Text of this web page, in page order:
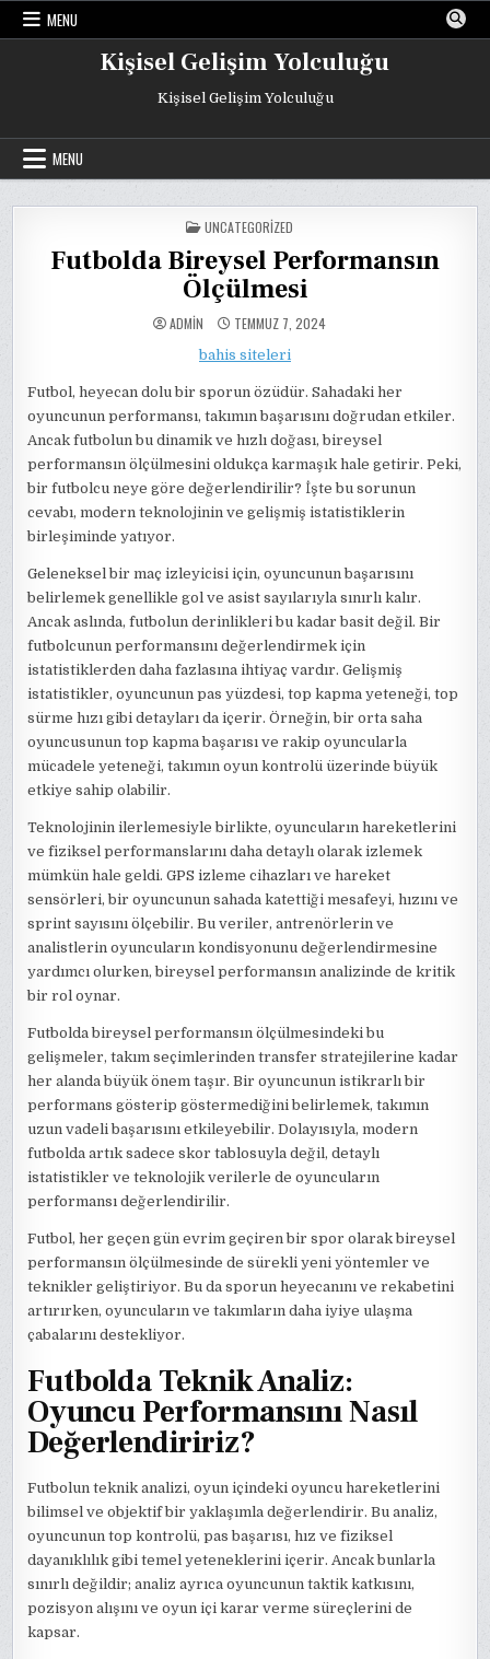
Skip
MENU
Kişisel Gelişim Yolculuğu
Kişisel Gelişim Yolculuğu
MENU
POSTED
IN
UNCATEGORIZED
Futbolda Bireysel Performansın
Ölçülmesi
ADMIN TEMMUZ 7, 2024
bahis siteleri
Futbol, heyecan dolu bir sporun özüdür. Sahadaki her
oyuncunun performansı, takımın başarısını doğrudan etkiler.
Ancak futbolun bu dinamik ve hızlı doğası, bireysel
performansın ölçülmesini oldukça karmaşık hale getirir. Peki,
bir futbolcu neye göre değerlendirilir? İşte bu sorunun
cevabı, modern teknolojinin ve gelişmiş istatistiklerin
birleşiminde yatıyor.
Geleneksel bir maç izleyicisi için, oyuncunun başarısını
belirlemek genellikle gol ve asist sayılarıyla sınırlı kalır.
Ancak aslında, futbolun derinlikleri bu kadar basit değil. Bir
futbolcunun performansını değerlendirmek için
istatistiklerden daha fazlasına ihtiyaç vardır. Gelişmiş
istatistikler, oyuncunun pas yüzdesi, top kapma yeteneği, top
sürme hızı gibi detayları da içerir. Örneğin, bir orta saha
oyuncusunun top kapma başarısı ve rakip oyuncularla
mücadele yeteneği, takımın oyun kontrolü üzerinde büyük
etkiye sahip olabilir.
Teknolojinin ilerlemesiyle birlikte, oyuncuların hareketlerini
ve fiziksel performanslarını daha detaylı olarak izlemek
mümkün hale geldi. GPS izleme cihazları ve hareket
sensörleri, bir oyuncunun sahada katettiği mesafeyi, hızını ve
sprint sayısını ölçebilir. Bu veriler, antrenörlerin ve
analistlerin oyuncuların kondisyonunu değerlendirmesine
yardımcı olurken, bireysel performansın analizinde de kritik
bir rol oynar.
Futbolda bireysel performansın ölçülmesindeki bu
gelişmeler, takım seçimlerinden transfer stratejilerine kadar
her alanda büyük önem taşır. Bir oyuncunun istikrarlı bir
performans gösterip göstermediğini belirlemek, takımın
uzun vadeli başarısını etkileyebilir. Dolayısıyla, modern
futbolda artık sadece skor tablosuyla değil, detaylı
istatistikler ve teknolojik verilerle de oyuncuların
performansı değerlendirilir.
Futbol, her geçen gün evrim geçiren bir spor olarak bireysel
performansın ölçülmesinde de sürekli yeni yöntemler ve
teknikler geliştiriyor. Bu da sporun heyecanını ve rekabetini
artırırken, oyuncuların ve takımların daha iyiye ulaşma
çabalarını destekliyor.
Futbolda Teknik Analiz:
Oyuncu Performansını Nasıl
Değerlendiririz?
Futbolun teknik analizi, oyun içindeki oyuncu hareketlerini
bilimsel ve objektif bir yaklaşımla değerlendirir. Bu analiz,
oyuncunun top kontrolü, pas başarısı, hız ve fiziksel
dayanıklılık gibi temel yeteneklerini içerir. Ancak bunlarla
sınırlı değildir; analiz ayrıca oyuncunun taktik katkısını,
pozisyon alışını ve oyun içi karar verme süreçlerini de
kapsar.